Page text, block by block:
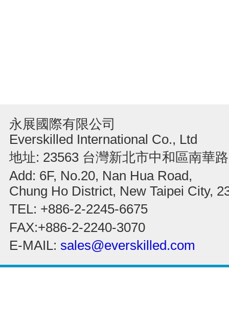
永展國際有限公司
Everskilled International Co., Ltd
地址: 23563 台灣新北市中和區南華
Add: 6F, No.20, Nan Hua Road,
Chung Ho District, New Taipei City,
TEL: +886-2-2245-6675
FAX:+886-2-2240-3070
E-MAIL: sales@everskilled.com